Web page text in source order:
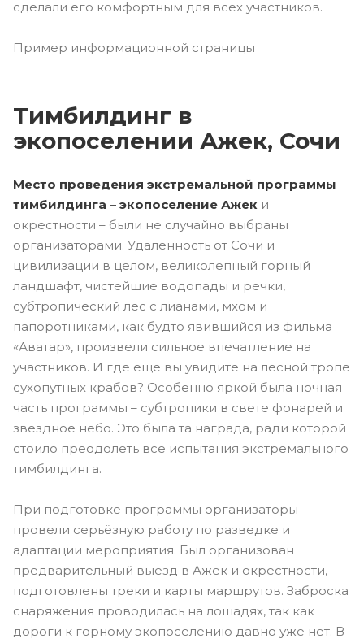
сделали его комфортным для всех участников.
Пример информационной страницы
Тимбилдинг в
экопоселении Ажек, Сочи
Место проведения экстремальной программы
тимбилдинга – экопоселение Ажек и
окрестности – были не случайно выбраны
организаторами. Удалённость от Сочи и
цивилизации в целом, великолепный горный
ландшафт, чистейшие водопады и речки,
субтропический лес с лианами, мхом и
папоротниками, как будто явившийся из фильма
«Аватар», произвели сильное впечатление на
участников. И где ещё вы увидите на лесной тропе
сухопутных крабов? Особенно яркой была ночная
часть программы – субтропики в свете фонарей и
звёздное небо. Это была та награда, ради которой
стоило преодолеть все испытания экстремального
тимбилдинга.
При подготовке программы организаторы
провели серьёзную работу по разведке и
адаптации мероприятия. Был организован
предварительный выезд в Ажек и окрестности,
подготовлены треки и карты маршрутов. Заброска
снаряжения проводилась на лошадях, так как
дороги к горному экопоселению давно уже нет. В